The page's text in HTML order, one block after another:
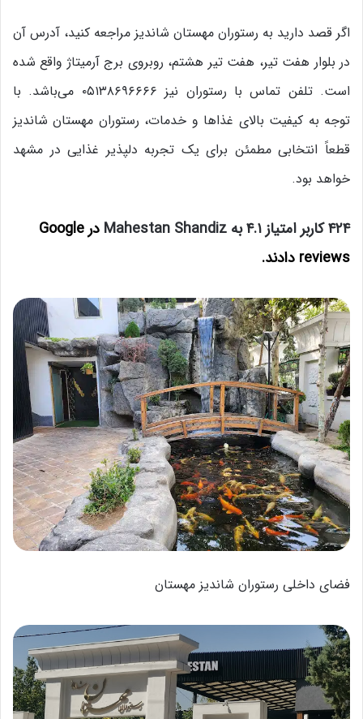
اگر قصد دارید به رستوران مهستان شاندیز مراجعه کنید، آدرس آن
در بلوار هفت تیر، هفت تیر هشتم، روبروی برج آرمیتاژ واقع شده
است. تلفن تماس با رستوران نیز ۰۵۱۳۸۶۹۶۶۶۶ می‌باشد. با
توجه به کیفیت بالای غذاها و خدمات، رستوران مهستان شاندیز
قطعاً انتخابی مطمئن برای یک تجربه دلپذیر غذایی در مشهد
خواهد بود.
۴۲۴ کاربر امتیاز ۴.۱ به Mahestan Shandiz
در Google
reviews دادند.
فضای داخلی رستوران شاندیز مهستان